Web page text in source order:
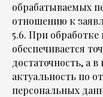
обрабатываемых
отношению к
5.6. При
обеспечивается
достаточность, а
актуальность по
персональных